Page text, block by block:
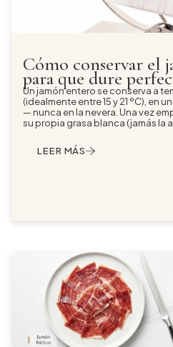
Cómo conservar el
para que dure
Un jamón entero se conserva a
(idealmente entre 15 y 21 ºC), en
— nunca en la nevera. Una vez
su propia grasa blanca (jamás la
consúmelo en unos 21-30 días.
frigorífico y se atemperan antes
LEER MÁS